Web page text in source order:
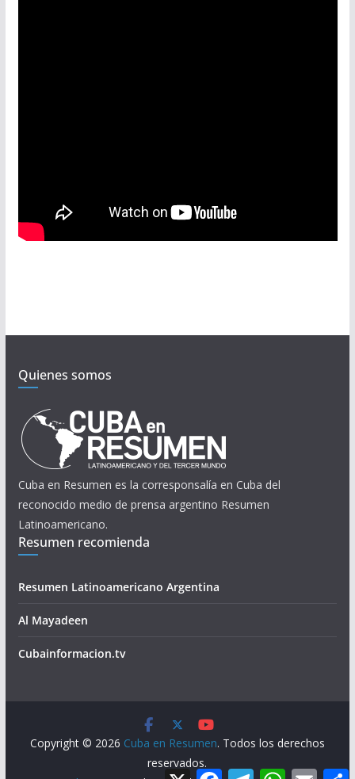
Quienes somos
Cuba en Resumen es la corresponsalía en Cuba del
reconocido medio de prensa argentino Resumen
Latinoamericano.
Resumen recomienda
Resumen Latinoamericano Argentina
Al Mayadeen
Cubainformacion.tv
Copyright © 2026 Cuba en Resumen. Todos los derechos
reservados.
X T W E